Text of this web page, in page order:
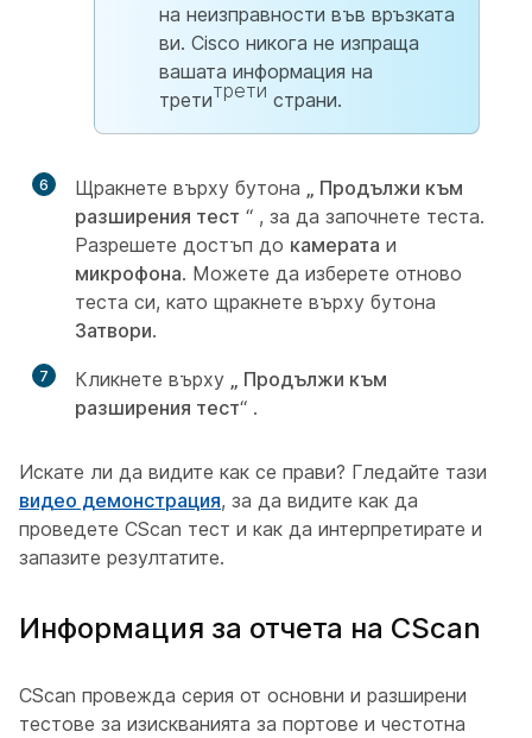
на неизправности във връзката
ви. Cisco никога не изпраща
вашата информация на
третитрети страни.
6 Щракнете върху бутона „ Продължи към
разширения тест “ , за да започнете теста.
Разрешете достъп до камерата и
микрофона. Можете да изберете отново
теста си, като щракнете върху бутона
Затвори.
7 Кликнете върху „ Продължи към
разширения тест“ .
Искате ли да видите как се прави? Гледайте тази
видео демонстрация, за да видите как да
проведете CScan тест и как да интерпретирате и
запазите резултатите.
Информация за отчета на CScan
CScan провежда серия от основни и разширени
тестове за изискванията за портове и честотна